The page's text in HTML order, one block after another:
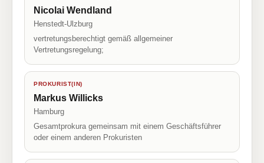
Nicolai Wendland
Henstedt-Ulzburg
vertretungsberechtigt gemäß allgemeiner
Vertretungsregelung;
PROKURIST(IN)
Markus Willicks
Hamburg
Gesamtprokura gemeinsam mit einem Geschäftsführer
oder einem anderen Prokuristen